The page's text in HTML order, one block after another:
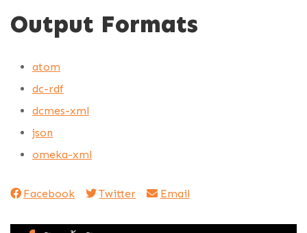
Output Formats
atom
dc-rdf
dcmes-xml
json
omeka-xml
Facebook Twitter Email